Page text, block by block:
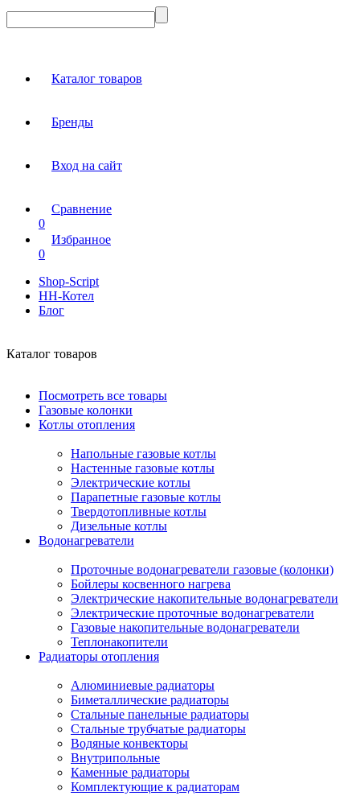
Каталог товаров
Бренды
Вход на сайт
Сравнение
0
Избранное
0
Shop-Script
НН-Котел
Блог
Каталог товаров
Посмотреть все товары
Газовые колонки
Котлы отопления
Напольные газовые котлы
Настенные газовые котлы
Электрические котлы
Парапетные газовые котлы
Твердотопливные котлы
Дизельные котлы
Водонагреватели
Проточные водонагреватели газовые (колонки)
Бойлеры косвенного нагрева
Электрические накопительные водонагреватели
Электрические проточные водонагреватели
Газовые накопительные водонагреватели
Теплонакопители
Радиаторы отопления
Алюминиевые радиаторы
Биметаллические радиаторы
Стальные панельные радиаторы
Стальные трубчатые радиаторы
Водяные конвекторы
Внутрипольные
Каменные радиаторы
Комплектующие к радиаторам